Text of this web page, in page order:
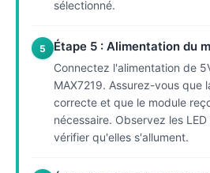
sélectionné.
5 Étape 5 : Alimentation du
Connectez l'alimentation de
MAX7219. Assurez-vous que
correcte et que le module
nécessaire. Observez les
vérifier qu'elles s'allument.